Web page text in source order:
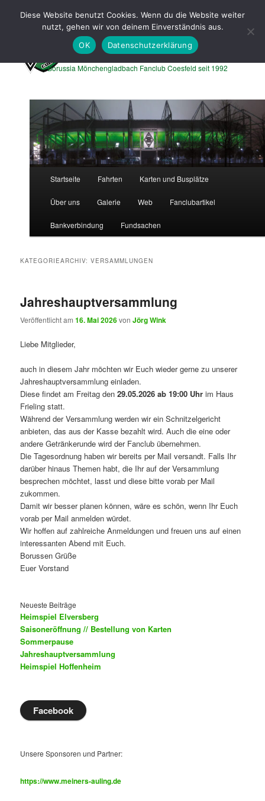
primären
sekundären
Borussen Express Coesfeld
Borussia Mönchengladbach Fanclub Coesfeld seit 1992
Startseite Fahrten Karten und Busplätze
Über uns Galerie Web Fanclubartikel
Bankverbindung Fundsachen
KATEGORIEARCHIV:VERSAMMLUNGEN
Jahreshauptversammlung
Veröffentlicht am16. Mai 2026vonJörg Wink
Liebe Mitglieder,
auch in diesem Jahr möchten wir Euch wieder gerne zu unserer
Jahreshauptversammlung einladen.
Diese findet am Freitag den29.05.2026 ab 19:00 Uhr im Haus
Frieling statt.
Während der Versammlung werden wir ein Schnitzelgericht
anbieten, das aus der Kasse bezahlt wird. Auch die eine oder
andere Getränkerunde wird der Fanclub übernehmen.
Die Tagesordnung haben wir bereits per Mail versandt. Falls Ihr
darüber hinaus Themen habt, die Ihr auf der Versammlung
besprechen möchtet, lasst und diese bitte vorab per Mail
zukommen.
Damit wir besser planen können, wäre es schön, wenn Ihr Euch
vorab per Mail anmelden würdet.
Wir hoffen auf zahlreiche Anmeldungen und freuen uns auf einen
interessanten Abend mit Euch.
Borussen Grüße
Euer Vorstand
Neueste Beiträge
Heimspiel Elversberg
Saisoneröffnung // Bestellung von Karten
Sommerpause
Jahreshauptversammlung
Heimspiel Hoffenheim
Facebook
Unsere Sponsoren und Partner:
https://www.meiners-auling.de
Diese Website benutzt Cookies. Wenn du die Website weiter
nutzt, gehen wir von deinem Einverständnis aus.
OK
Datenschutzerklärung